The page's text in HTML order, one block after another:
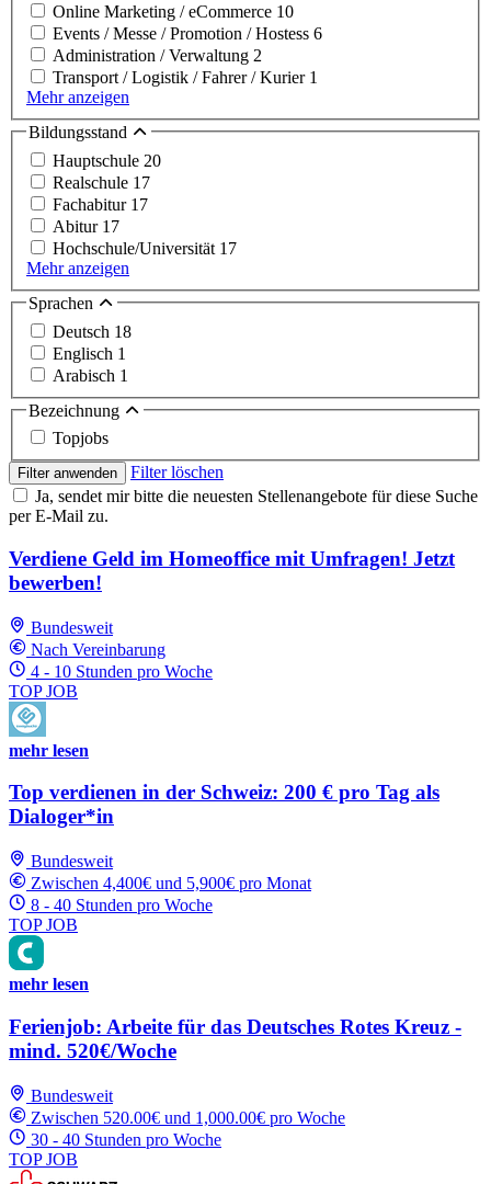
Online Marketing / eCommerce 10
Events / Messe / Promotion / Hostess 6
Administration / Verwaltung 2
Transport / Logistik / Fahrer / Kurier 1
Mehr anzeigen
Bildungsstand
Hauptschule 20
Realschule 17
Fachabitur 17
Abitur 17
Hochschule/Universität 17
Mehr anzeigen
Sprachen
Deutsch 18
Englisch 1
Arabisch 1
Bezeichnung
Topjobs
Filter anwenden
Filter löschen
Ja, sendet mir bitte die neuesten Stellenangebote für diese Suche
per E-Mail zu.
Verdiene Geld im Homeoffice mit Umfragen! Jetzt
bewerben!
Bundesweit
Nach Vereinbarung
4 - 10 Stunden pro Woche
TOP JOB
mehr lesen
Top verdienen in der Schweiz: 200 € pro Tag als
Dialoger*in
Bundesweit
Zwischen 4,400€ und 5,900€ pro Monat
8 - 40 Stunden pro Woche
TOP JOB
mehr lesen
Ferienjob: Arbeite für das Deutsches Rotes Kreuz -
mind. 520€/Woche
Bundesweit
Zwischen 520.00€ und 1,000.00€ pro Woche
30 - 40 Stunden pro Woche
TOP JOB